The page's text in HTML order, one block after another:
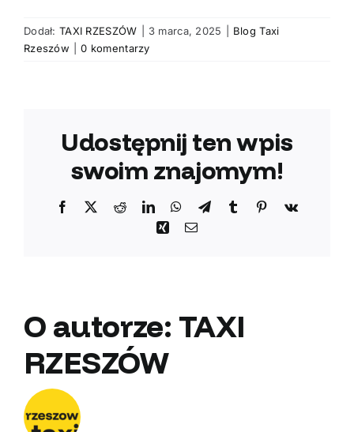
Dodał:TAXI RZESZÓW 3 marca, 2025
Blog Taxi
Rzeszów
0 komentarzy
Udostępnij ten wpis
swoim znajomym!
Facebook RedditLinkedInWhatsApp
TelegramTumblr Pinterest
Vk
XingEmail
O autorze: TAXI
RZESZÓW